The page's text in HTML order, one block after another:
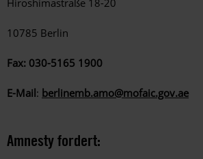
10785 Berlin
Fax: 030-5165 1900
E-Mail: berlinemb.amo@mofaic.gov.ae
Amnesty fordert: